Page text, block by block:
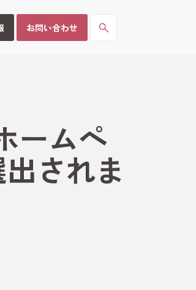
お問い合わせ
ームペ
されま